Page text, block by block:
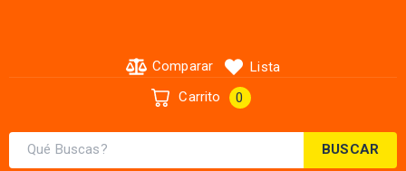
BUSCAR
Comparar
Lista
Carrito
0